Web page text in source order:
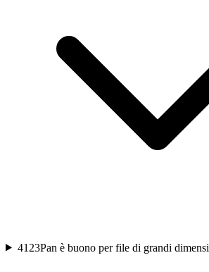
4123Pan è buono per file di grandi